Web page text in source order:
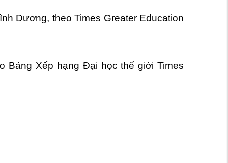
Dương, theo Times Greater Education
Bảng Xếp hạng Đại học thế giới Times